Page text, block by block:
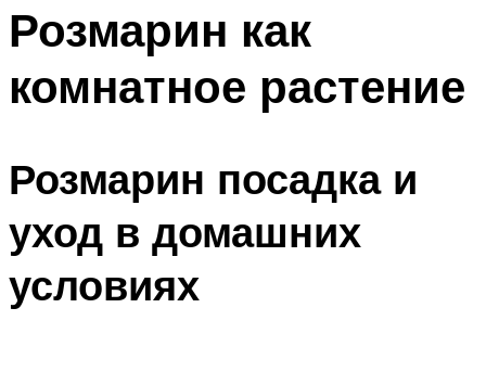
Розмарин как
комнатное растение
Розмарин посадка и
уход в домашних
условиях